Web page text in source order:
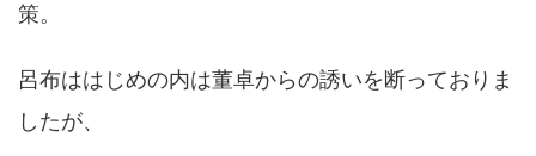
策。
呂布ははじめの内は董卓からの誘いを断っておりま
したが、